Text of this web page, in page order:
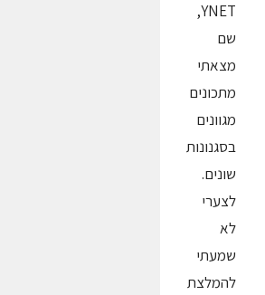
YNET,
שם
מצאתי
מתכונים
מגוונים
בסגנונות
שונים.
לצערי
לא
שמעתי
להמלצת